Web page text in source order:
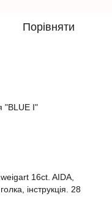
Порівняти
"BLUE I"
16ct. AIDA,
інструкція. 28